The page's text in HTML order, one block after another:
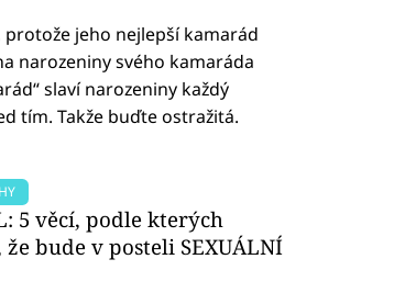
jeho nejlepší kamarád
narozeniny svého kamaráda
slaví narozeniny každý
tím. Takže buďte ostražitá.
5 věcí, podle kterých
bude v posteli SEXUÁLNÍ